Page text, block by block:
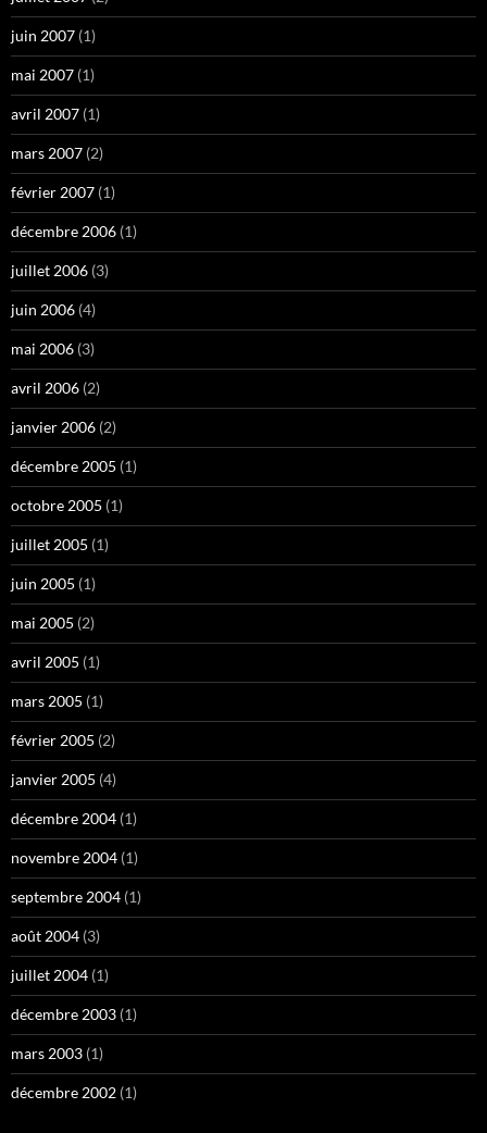
juin 2007 (1)
mai 2007 (1)
avril 2007 (1)
mars 2007 (2)
février 2007 (1)
décembre 2006 (1)
juillet 2006 (3)
juin 2006 (4)
mai 2006 (3)
avril 2006 (2)
janvier 2006 (2)
décembre 2005 (1)
octobre 2005 (1)
juillet 2005 (1)
juin 2005 (1)
mai 2005 (2)
avril 2005 (1)
mars 2005 (1)
février 2005 (2)
janvier 2005 (4)
décembre 2004 (1)
novembre 2004 (1)
septembre 2004 (1)
août 2004 (3)
juillet 2004 (1)
décembre 2003 (1)
mars 2003 (1)
décembre 2002 (1)